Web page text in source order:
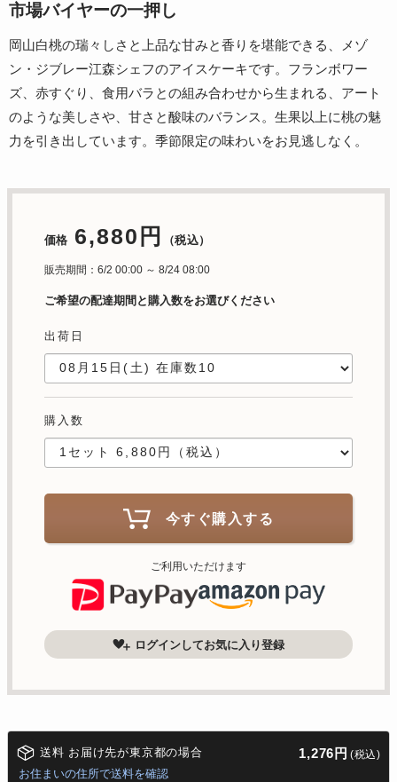
市場バイヤーの一押し
岡山白桃の瑞々しさと上品な甘みと香りを堪能できる、メゾ
ン・ジブレー江森シェフのアイスケーキです。フランボワー
ズ、赤すぐり、食用バラとの組み合わせから生まれる、アート
のような美しさや、甘さと酸味のバランス。生果以上に桃の魅
力を引き出しています。季節限定の味わいをお見逃しなく。
価格 6,880円 （税込）
販売期間：6/2 00:00 ～ 8/24 08:00
ご希望の配達期間と購入数をお選びください
出荷日
購入数
今すぐ購入する
ご利用いただけます
ログインしてお気に入り登録
送料 お届け先が東京都の場合 1,276円 (税込)
お住まいの住所で送料を確認